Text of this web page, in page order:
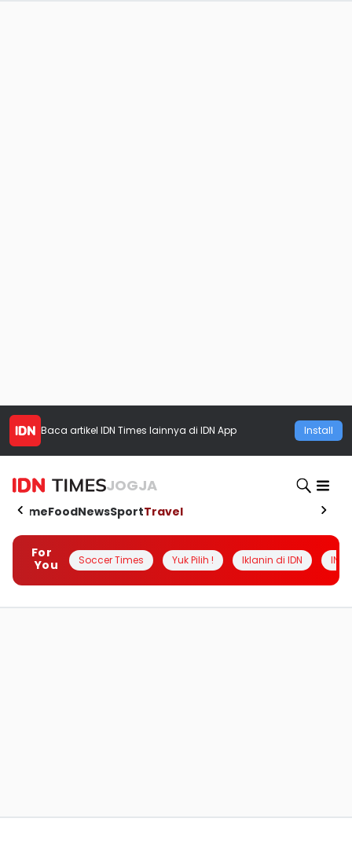
Baca artikel IDN Times lainnya di IDN App Install
JOGJA
HomeFoodNewsSportTravel
For
You
Soccer Times Yuk Pilih ! Iklanin di IDN